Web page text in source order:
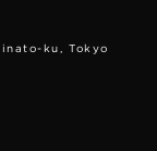
ku, Tokyo